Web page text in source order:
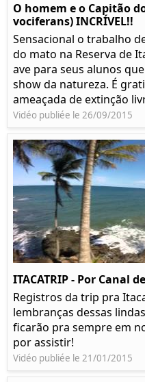
O homem e o Capitão
vociferans) INCRÍVEL!!
Sensacional o trabalho
do mato na Reserva de
ave para seus alunos
show da natureza. É
ameaçada de extinção
Vidéo publiée le 26/09/2015
ITACATRIP - Por Canal
Registros da trip pra
lembranças dessas
ficarão pra sempre em
por assistir!
Vidéo publiée le 21/01/2015